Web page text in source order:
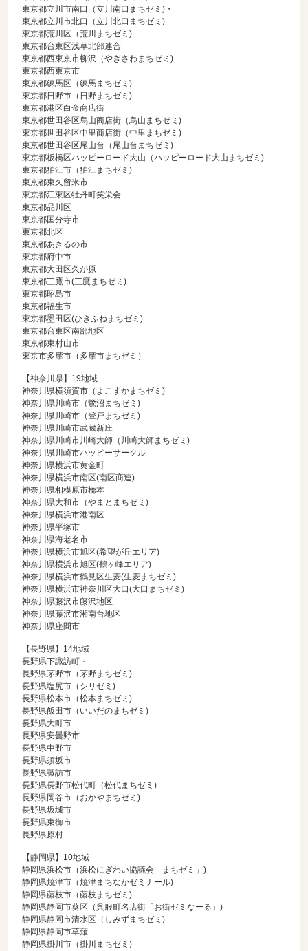
東京都立川市南口（立川南口まちゼミ)・
東京都立川市北口（立川北口まちゼミ)
東京都荒川区（荒川まちゼミ)
東京都台東区浅草北部連合
東京都西東京市柳沢（やぎさわまちゼミ)
東京都西東京市
東京都練馬区（練馬まちゼミ)
東京都日野市（ 日野まちゼミ)
東京都港区白金商店街
東京都世田谷区烏山商店街（烏山まちゼミ)
東京都世田谷区中里商店街（中里まちゼミ)
東京都世田谷区尾山台（ 尾山台まちゼミ)
東京都板橋区ハッピーロード大山（ハッピーロード大山まちゼミ)
東京都狛江市（狛江まちゼミ)
東京都東久留米市
東京都江東区牡丹町笑栄会
東京都品川区
東京都国分寺市
東京都北区
東京都あきるの市
東京都府中市
東京都大田区久が原
東京都三鷹市(三鷹まちゼミ)
東京都昭島市
東京都福生市
東京都墨田区(ひきふねまちゼミ)
東京都台東区南部地区
東京都東村山市
東京市多摩市（多摩市まちゼミ）
【神奈川県】19地域
神奈川県横須賀市（よこすかまちゼミ)
神奈川県川崎市（鷺沼まちゼミ)
神奈川県川崎市（登戸まちゼミ)
神奈川県川崎市武蔵新庄
神奈川県川崎市川崎大師（川崎大師まちゼミ)
神奈川県川崎市ハッピーサークル
神奈川県横浜市黄金町
神奈川県横浜市南区(南区商連)
神奈川県相模原市橋本
神奈川県大和市（やまとまちゼミ)
神奈川県横浜市港南区
神奈川県平塚市
神奈川県海老名市
神奈川県横浜市旭区(希望が丘エリア)
神奈川県横浜市旭区(鶴ヶ峰エリア)
神奈川県横浜市鶴見区生麦(生麦まちゼミ)
神奈川県横浜市神奈川区大口(大口まちゼミ)
神奈川県藤沢市藤沢地区
神奈川県藤沢市湘南台地区
神奈川県座間市
【長野県】14地域
長野県下諏訪町・
長野県茅野市（茅野まちゼミ)
長野県塩尻市（ シリゼミ)
長野県松本市（松本まちゼミ)
長野県飯田市（ いいだのまちゼミ)
長野県大町市
長野県安曇野市
長野県中野市
長野県須坂市
長野県諏訪市
長野県長野市松代町（松代まちゼミ)
長野県岡谷市（ おかやまちゼミ)
長野県坂城市
長野県東御市
長野県原村
【静岡県】10地域
静岡県浜松市（浜松にぎわい協議会「まちゼミ」)
静岡県焼津市（焼津まちなかゼミナール)
静岡県藤枝市（藤枝まちゼミ)
静岡県静岡市葵区（呉服町名店街「お街ゼミなーる」)
静岡県静岡市清水区（ しみずまちゼミ)
静岡県静岡市草薙
静岡県掛川市（掛川まちゼミ)